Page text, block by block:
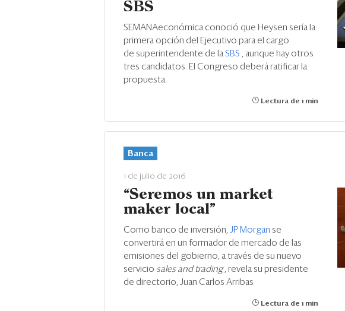
SBS
SEMANAeconómica conoció que Heysen sería la
primera opción del Ejecutivo para el cargo
de superintendente de laSBS , aunque hay otros
tres candidatos. El Congreso deberá ratificar la
propuesta.
Lectura de 1 min
Banca
1 de julio de 2016
“Seremos un market
maker local”
Como banco de inversión, JP Morgan se
convertirá en un formador de mercado de las
emisiones del gobierno, a través de su nuevo
servicio sales and trading, revela su presidente
de directorio, Juan Carlos Arribas
Lectura de 1 min